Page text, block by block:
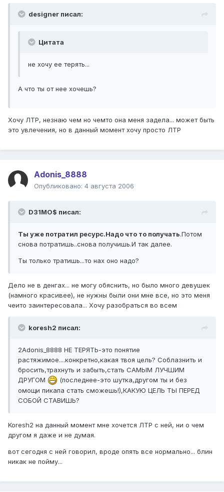
designer писал:
Цитата
не хочу ее терять...
А что ты от нее хочешь?
Хочу ЛТР, незнаю чем но чемто она меня задела... может быть
это увлечения, но в данный момент хочу просто ЛТР
Adonis_8888
Опубликовано: 4 августа 2006
D31MO$ писал:
Ты уже потратил ресурс.Надо что то получать.Потом
снова потратишь..снова получишь.И так далее.
Ты только тратишь...то нах оно надо?
Дело не в денгах... не могу обяснить, но было много девушек
(намного красивее), не нужны были они мне все, но это меня
чеито заинтересовала... Хочу разобраться во всем
koresh2 писал:
2Adonis_8888 НЕ ТЕРЯТЬ-это понятие
растяжимое....конкретно,какая твоя цель? Соблазнить и
бросить,трахнуть и забыть,стать САМЫМ ЛУЧШИМ
ДРУГОМ
(последнее-это шутка,другом ты и без
омощи пикапа стать сможешь!),КАКУЮ ЦЕЛЬ ТЫ ПЕРЕД
СОБОЙ СТАВИШЬ?
Koresh2 на данный момент мне хочется ЛТР с ней, ни о чем
другом я даже и не думая.
вот сегодня с ней говорил, вроде опять все нормально... блин
никак не пойму...